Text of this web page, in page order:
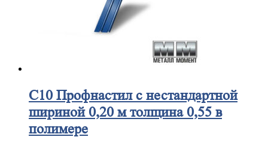
С10Профнастил с нестандартной
шириной 0,20 м толщина 0,55 в
полимере